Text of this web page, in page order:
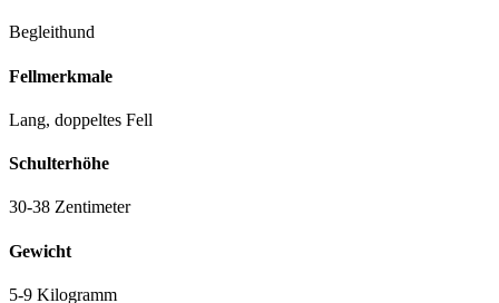
Begleithund
Fellmerkmale
Lang, doppeltes Fell
Schulterhöhe
30-38 Zentimeter
Gewicht
5-9 Kilogramm